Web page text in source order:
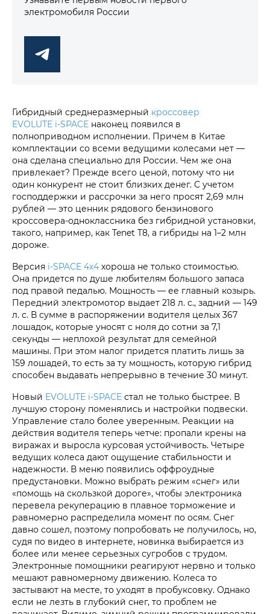
электромобиля России
Гибридный среднеразмерный кроссовер
EVOLUTE i‑SPACE наконец появился в
полноприводном исполнении. Причем в Китае
комплектации со всеми ведущими колесами нет —
она сделана специально для России. Чем же она
привлекает? Прежде всего ценой, потому что ни
один конкурент не стоит близких денег. С учетом
господдержки и рассрочки за него просят 2,69 млн
рублей — это ценник рядового бензинового
кроссовера-одноклассника без гибридной установки,
такого, например, как Tenet T8, а гибриды на 1–2 млн
дороже.
Версия i‑SPACE 4х4 хороша не только стоимостью.
Она придется по душе любителям большого запаса
под правой педалью. Мощность — ее главный козырь.
Передний электромотор выдает 218 л. с., задний — 149
л. с. В сумме в распоряжении водителя целых 367
лошадок, которые уносят с ноля до сотни за 7,1
секунды — неплохой результат для семейной
машины. При этом налог придется платить лишь за
159 лошадей, то есть за ту мощность, которую гибрид
способен выдавать непрерывно в течение 30 минут.
Новый EVOLUTE i‑SPACE стал не только быстрее. В
лучшую сторону поменялись и настройки подвески.
Управление стало более уверенным. Реакции на
действия водителя теперь четче: пропали крены на
виражах и выросла курсовая устойчивость. Четыре
ведущих колеса дают ощущение стабильности и
надежности. В меню появились оффроудные
предустановки. Можно выбрать режим «снег» или
«помощь на скользкой дороге», чтобы электроника
перевела рекуперацию в плавное торможение и
равномерно распределила момент по осям. Снег
давно сошел, поэтому попробовать не получилось, но,
судя по видео в интернете, новинка выбирается из
более или менее серьезных сугробов с трудом.
Электронные помощники реагируют нервно и только
мешают равномерному движению. Колеса то
застывают на месте, то уходят в пробуксовку. Однако
если не лезть в глубокий снег, то проблем не